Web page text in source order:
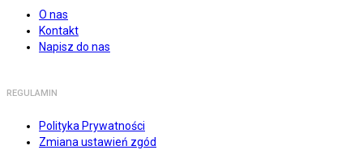
O nas
Kontakt
Napisz do nas
REGULAMIN
Polityka Prywatności
Zmiana ustawień zgód